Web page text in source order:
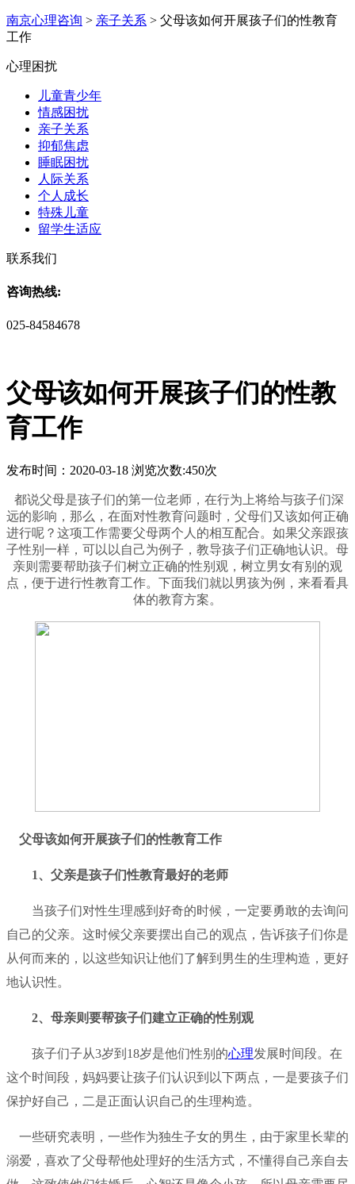
南京心理咨询 > 亲子关系 > 父母该如何开展孩子们的性教育
工作
心理困扰
儿童青少年
情感困扰
亲子关系
抑郁焦虑
睡眠困扰
人际关系
个人成长
特殊儿童
留学生适应
联系我们
咨询热线:
025-84584678
父母该如何开展孩子们的性教
育工作
发布时间：2020-03-18 浏览次数:450次
都说父母是孩子们的第一位老师，在行为上将给与孩子们深
远的影响，那么，在面对性教育问题时，父母们又该如何正确
进行呢？这项工作需要父母两个人的相互配合。如果父亲跟孩
子性别一样，可以以自己为例子，教导孩子们正确地认识。母
亲则需要帮助孩子们树立正确的性别观，树立男女有别的观
点，便于进行性教育工作。下面我们就以男孩为例，来看看具
体的教育方案。
父母该如何开展孩子们的性教育工作
1、父亲是孩子们性教育最好的老师
当孩子们对性生理感到好奇的时候，一定要勇敢的去询问
自己的父亲。这时候父亲要摆出自己的观点，告诉孩子们你是
从何而来的，以这些知识让他们了解到男生的生理构造，更好
地认识性。
2、母亲则要帮孩子们建立正确的性别观
孩子们子从3岁到18岁是他们性别的心理发展时间段。在
这个时间段，妈妈要让孩子们认识到以下两点，一是要孩子们
保护好自己，二是正面认识自己的生理构造。
一些研究表明，一些作为独生子女的男生，由于家里长辈的
溺爱，喜欢了父母帮他处理好的生活方式，不懂得自己亲自去